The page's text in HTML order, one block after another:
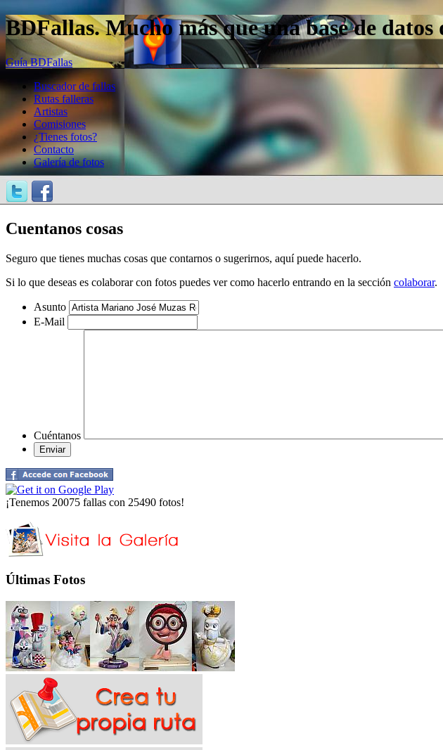
BDFallas. Mucho más que una base de datos
Guía BDFallas
Buscador de fallas
Rutas falleras
Artistas
Comisiones
¿Tienes fotos?
Contacto
Galería de fotos
Cuentanos cosas
Seguro que tienes muchas cosas que contarnos o sugerirnos, aquí puede hacerlo.
Si lo que deseas es colaborar con fotos puedes ver como hacerlo entrando en la sección colaborar.
Asunto
E-Mail
Cuéntanos
¡Tenemos 20075 fallas con 25490 fotos!
Últimas Fotos